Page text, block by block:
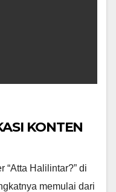
KONTEN
“Atta Halilintar?” di
memulai dari